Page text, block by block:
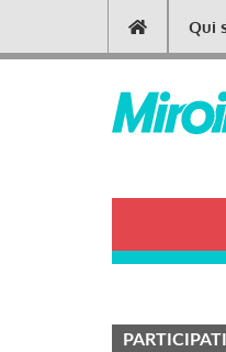
contenu
Main
Qui